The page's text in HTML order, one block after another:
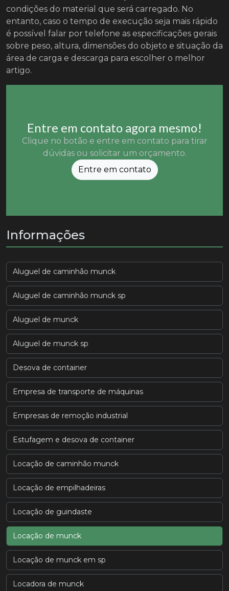
condições do material que será carregado. No
entanto, caso o tempo de execução seja mais rápido
é possível falar por telefone as especificações gerais
sobre peso, altura, dimensões do objeto e situação da
área de carga e descarga para escolher o melhor
artigo.
Entre em contato agora mesmo!
Clique no botão e entre em contato para tirar
dúvidas ou solicitar um orçamento.
Entre em contato
Informações
Aluguel de caminhão munck
Aluguel de caminhão munck sp
Aluguel de munck
Aluguel de munck sp
Desova de container
Empresa de transporte de máquinas
Empresas de remoção industrial
Estufagem e desova de container
Locação de caminhão munck
Locação de empilhadeiras
Locação de guindaste
Locação de munck
Locação de munck em sp
Locadora de munck